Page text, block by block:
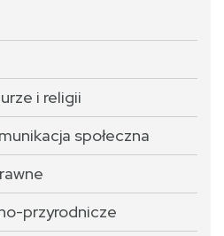
i religii
społeczna
przyrodnicze